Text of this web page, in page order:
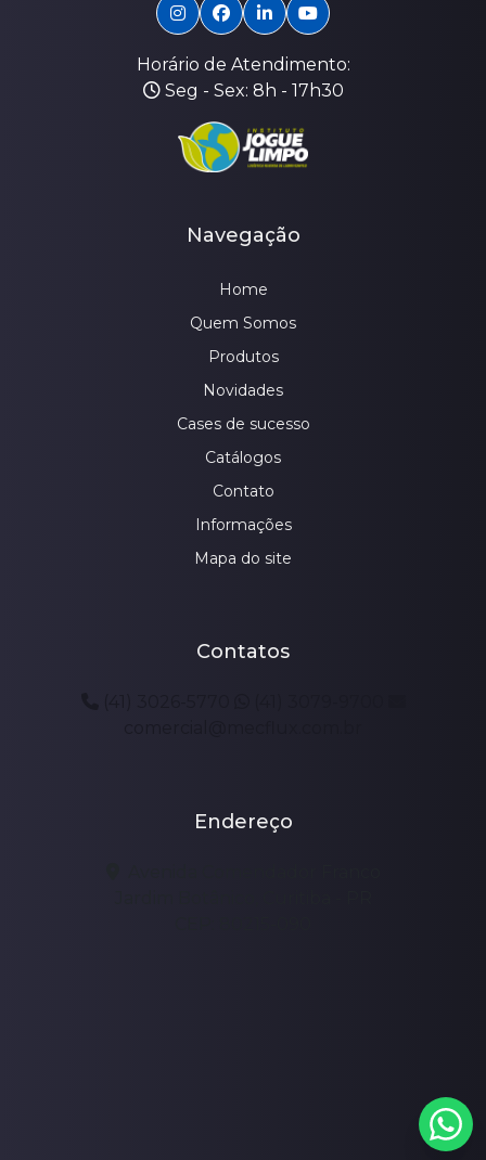
Horário de Atendimento:
Seg - Sex: 8h - 17h30
Navegação
Home
Quem Somos
Produtos
Novidades
Cases de sucesso
Catálogos
Contato
Informações
Mapa do site
Contatos
Endereço